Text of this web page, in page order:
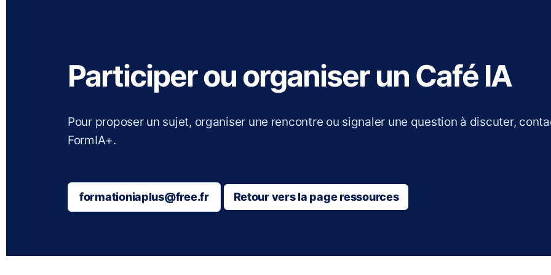
Participer ou organiser un Café IA
Pour proposer un sujet, organiser une rencontre ou signaler une question à discuter,
FormIA+.
formationiaplus@free.fr Retour vers la page ressources